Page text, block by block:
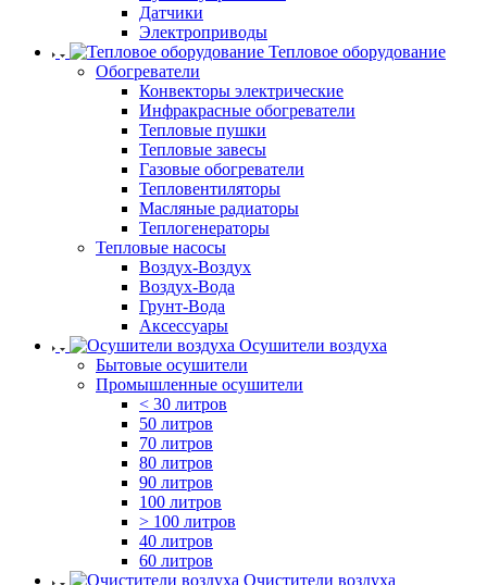
Датчики
Электроприводы
Тепловое оборудование
Обогреватели
Конвекторы электрические
Инфракрасные обогреватели
Тепловые пушки
Тепловые завесы
Газовые обогреватели
Тепловентиляторы
Масляные радиаторы
Теплогенераторы
Тепловые насосы
Воздух-Воздух
Воздух-Вода
Грунт-Вода
Аксессуары
Осушители воздуха
Бытовые осушители
Промышленные осушители
< 30 литров
50 литров
70 литров
80 литров
90 литров
100 литров
> 100 литров
40 литров
60 литров
Очистители воздуха